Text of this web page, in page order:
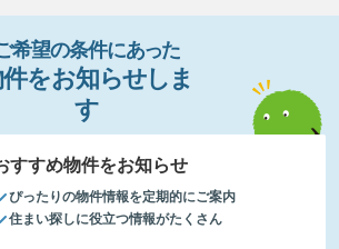
希望の条件にあった
をお知らせし ま
す
すすめ物件をお知らせ
ぴったりの物件情報を定期的にご案内
住まい探しに役立つ情報がたくさん